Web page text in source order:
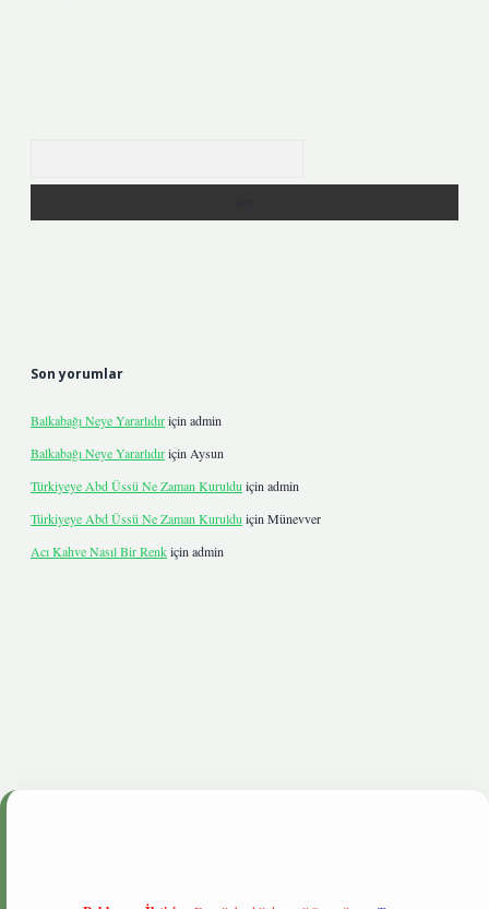
Son yorumlar
Balkabağı Neye Yararlıdıriçin admin
Balkabağı Neye Yararlıdıriçin Aysun
Türkiyeye Abd Üssü Ne Zaman Kuruldu için admin
Türkiyeye Abd Üssü Ne Zaman Kuruldu için Münevver
Acı Kahve Nasıl Bir Renkiçin admin